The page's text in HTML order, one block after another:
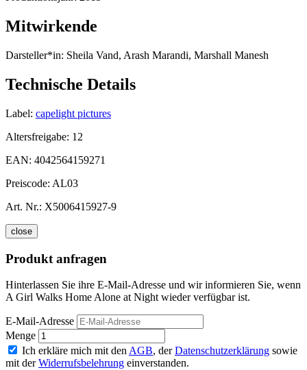
Mitwirkende
Darsteller*in: Sheila Vand, Arash Marandi, Marshall Manesh
Technische Details
Label: capelight pictures
Altersfreigabe: 12
EAN: 4042564159271
Preiscode: AL03
Art. Nr.: X5006415927-9
close
Produkt anfragen
Hinterlassen Sie ihre E-Mail-Adresse und wir informieren Sie, wenn
A Girl Walks Home Alone at Night wieder verfügbar ist.
E-Mail-Adresse
Menge
Ich erkläre mich mit den AGB, derDatenschutzerklärung sowie
mit derWiderrufsbelehrung einverstanden.